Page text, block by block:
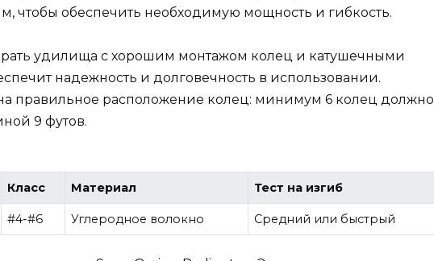
чтобы обеспечить необходимую мощность и гибкость.
удилища с хорошим монтажом колец и катушечными
надежность и долговечность в использовании.
правильное расположение колец: минимум 6 колец должно
9 футов.
Класс Материал Тест на изгиб
#4-#6 Углеродное волокно Средний или быстрый